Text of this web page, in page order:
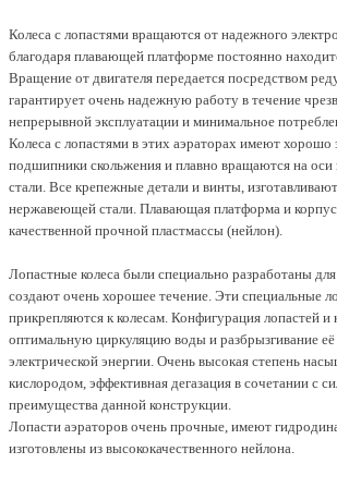
Колеса с лопастями вращаются от надежного
благодаря плавающей платформе постоянно
Вращение от двигателя передается посредством
гарантирует очень надежную работу в течение
непрерывной эксплуатации и минимальное
Колеса с лопастями в этих аэраторах имеют
подшипники скольжения и плавно вращаются на
стали. Все крепежные детали и винты,
нержавеющей стали. Плавающая платформа и корпус
качественной прочной пластмассы (нейлон).
Лопастные колеса были специально разработаны
создают очень хорошее течение. Эти специальные
прикрепляются к колесам. Конфигурация лопастей и
оптимальную циркуляцию воды и разбрызгивание
электрической энергии. Очень высокая степень
кислородом, эффективная дегазация в сочетании с
преимущества данной конструкции.
Лопасти аэраторов очень прочные, имеют
изготовлены из высококачественного нейлона.